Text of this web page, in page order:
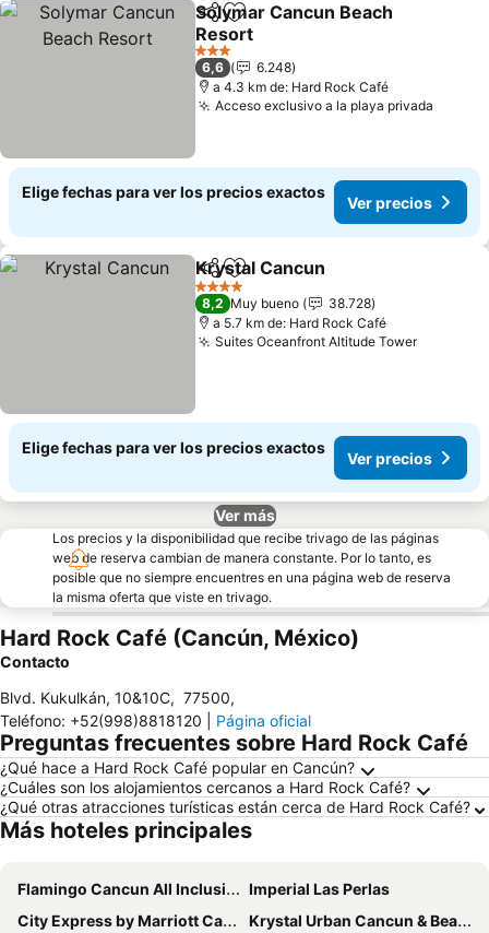
CompartirAgregar a favoritos
Solymar Cancun Beach
Resort
3 Estrellas
6,6
6.248
a 4.3 km de: Hard Rock Café
Acceso exclusivo a la playa privada
Elige fechas para ver los precios exactos
Ver precios
CompartirAgregar a favoritos
Krystal Cancun
4 Estrellas
8,2 Muy bueno
38.728
a 5.7 km de: Hard Rock Café
Suites Oceanfront Altitude Tower
Elige fechas para ver los precios exactos
Ver precios
Ver más
Los precios y la disponibilidad que recibe trivago de las páginas
web de reserva cambian de manera constante. Por lo tanto, es
posible que no siempre encuentres en una página web de reserva
la misma oferta que viste en trivago.
Hard Rock Café (Cancún, México)
Contacto
Blvd. Kukulkán, 10&10C, 77500,
Teléfono: +52(998)8818120 Página oficial
Preguntas frecuentes sobre Hard Rock Café
¿Qué hace a Hard Rock Café popular en Cancún?
¿Cuáles son los alojamientos cercanos a Hard Rock Café?
¿Qué otras atracciones turísticas están cerca de Hard Rock Café?
Más hoteles principales
Flamingo Cancun All Inclusive
Imperial Las Perlas
City Express by Marriott Cancun
Krystal Urban Cancun & Beach Club